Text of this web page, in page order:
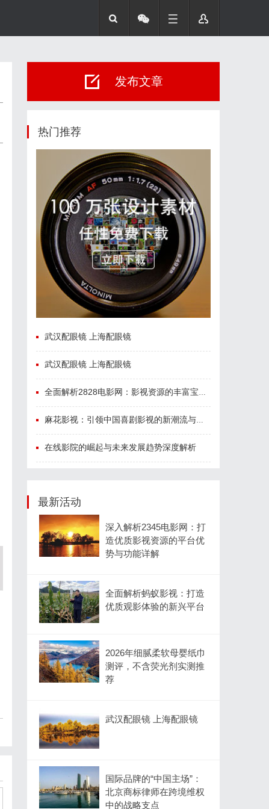
发布文章
热门推荐
武汉配眼镜 上海配眼镜
武汉配眼镜 上海配眼镜
全面解析2828电影网：影视资源的丰富宝库及其使用指南
麻花影视：引领中国喜剧影视的新潮流与文化创新
在线影院的崛起与未来发展趋势深度解析
最新活动
深入解析2345电影网：打
造优质影视资源的平台优
势与功能详解
全面解析蚂蚁影视：打造
优质观影体验的新兴平台
2026年细腻柔软母婴纸巾
测评，不含荧光剂实测推
荐
武汉配眼镜 上海配眼镜
国际品牌的“中国主场”：
北京商标律师在跨境维权
中的战略支点